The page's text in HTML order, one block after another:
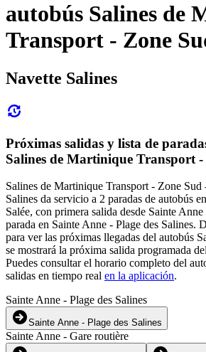
autobús Salines de
Transport - Zone
Navette Salines
Próximas salidas y lista de
Salines de Martinique Transport -
Salines de Martinique Transport - Zone Sud
Salines da servicio a 2 paradas de autobús
Salée, con primera salida desde Sainte
parada en Sainte Anne - Plage des Salines.
para ver las próximas llegadas del autobús
se mostrará la próxima salida programada
Puedes consultar el horario completo del
salidas en tiempo real en la aplicación.
Sainte Anne - Plage des Salines
Sainte Anne - Plage des Salines
Sainte Anne - Gare routière